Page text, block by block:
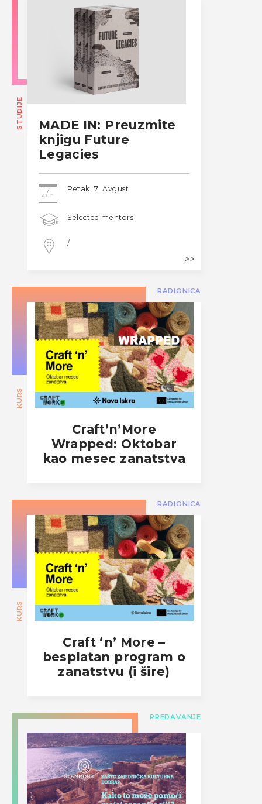
STUDIJE
MADE IN: Preuzmite
knjigu Future
Legacies
7
AUG
Petak, 7. Avgust
Selected mentors
/
RADIONICA
KURS
Craft’n’More
Wrapped: Oktobar
kao mesec zanatstva
RADIONICA
KURS
Craft ‘n’ More –
besplatan program o
zanatstvu (i šire)
PREDAVANJE